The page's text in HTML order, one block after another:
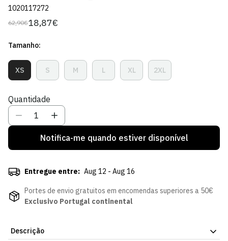
1020117272
Preço
62,90€
Preço
venda
18,87€
Tamanho:
XSVariante
Esgotada
Indisponível
SVariante
Esgotada
Indisponível
MVariante
Esgotada
LVariante
Esgotada
XL
Variante
Esgotada
2XLVariante
Esgotada
Quantidade
Notifica-me quando estiver disponível
Entregue entre: Aug 12 - Aug 16
Portes de envio gratuitos em encomendas superiores a 50€
Exclusivo Portugal continental
Descrição